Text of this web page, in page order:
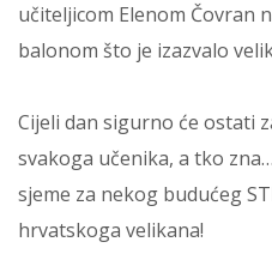
učiteljicom Elenom Čovran
balonom što je izazvalo
Cijeli dan sigurno će ostati
svakoga učenika, a tko
sjeme za nekog budućeg
hrvatskoga velikana!